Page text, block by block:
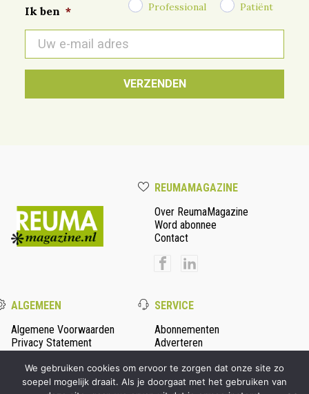
Ik ben * Professional Patiënt
mail
*
REUMAMAGAZINE
Over ReumaMagazine
Word abonnee
Contact
ALGEMEEN
Algemene Voorwaarden
Privacy Statement
SERVICE
Abonnementen
Adverteren
We gebruiken cookies om ervoor te zorgen dat onze site zo
soepel mogelijk draait. Als je doorgaat met het gebruiken van